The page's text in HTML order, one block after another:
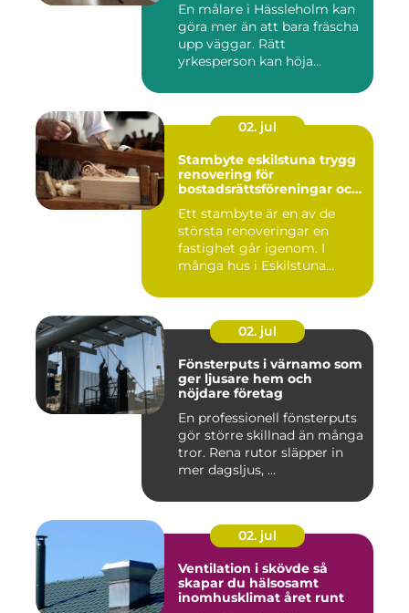
En målare i Hässleholm kan
göra mer än att bara fräscha
upp väggar. Rätt
yrkesperson kan höja
02. jul
Stambyte eskilstuna trygg
renovering för
bostadsrättsföreningar och
Ett stambyte är en av de
största renoveringar en
fastighet går igenom. I
många hus i Eskilstuna
02. jul
Fönsterputs i värnamo som
ger ljusare hem och
nöjdare företag
En professionell fönsterputs
gör större skillnad än många
tror. Rena rutor släpper in
mer dagsljus, ...
02. jul
Ventilation i skövde så
skapar du hälsosamt
inomhusklimat året runt